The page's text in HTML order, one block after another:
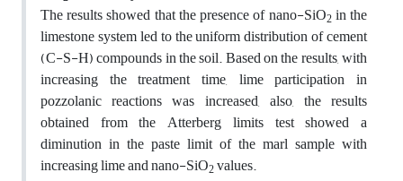
The results showed that the presence of nano-SiO2in the
limestone system led to the uniform distribution of cement
(C-S-H) compounds in the soil. Based on the results, with
increasing the treatment time, lime participation in
pozzolanic reactions was increased, also, the results
obtained from the Atterberg limits test showed a
diminution in the paste limit of the marl sample with
increasing lime and nano-SiO2values.